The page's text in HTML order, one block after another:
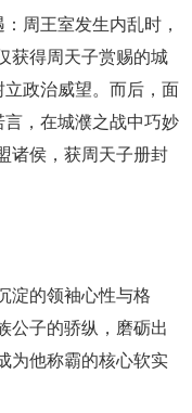
周王室发生内乱时，
获得周天子赏赐的城
立政治威望。而后，面
言，在城濮之战中巧妙
诸侯，获周天子册封
淀的领袖心性与格
公子的骄纵，磨砺出
为他称霸的核心软实